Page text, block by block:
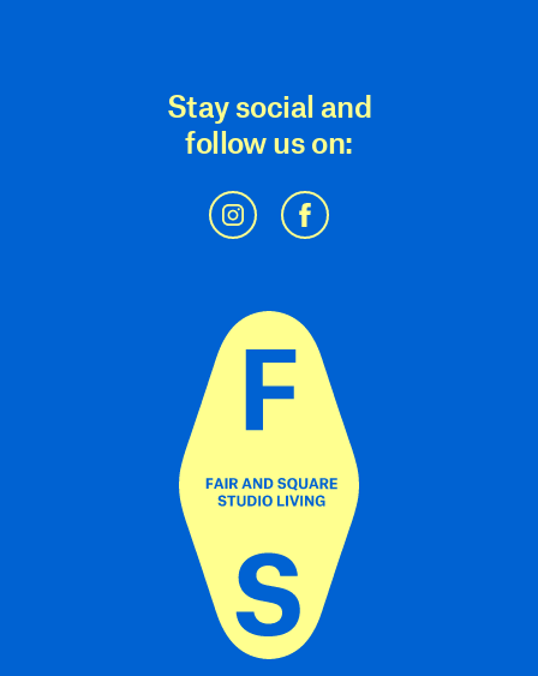
Stay social and
follow us on: